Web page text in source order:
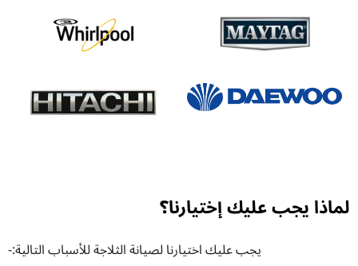
لماذا يجب عليك إختيارنا؟
يجب عليك اختيارنا لصيانة الثلاجة للأسباب التالية:-